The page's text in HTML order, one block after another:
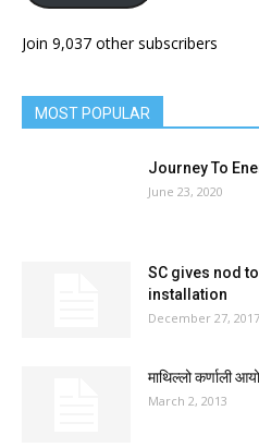
Join 9,037 other subscribers
MOST POPULAR
Journey To
June 23, 2020
SC gives nod
installation
December 27, 2017
माथिल्लो कर्णाली
March 2, 2013